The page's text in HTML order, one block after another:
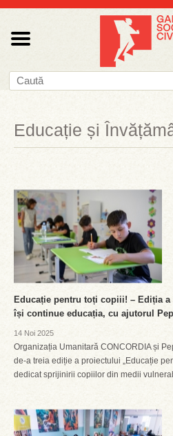
Educație și
Educație pentru toți copiii! – Ediția
își continue educația, cu ajutorul
14 Noi 2025
Organizația Umanitară CONCORDIA și
de-a treia ediție a proiectului „Educație
dedicat sprijinirii copiilor din medii